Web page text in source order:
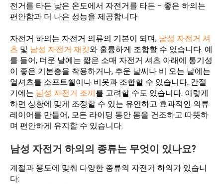
전거를 타든 낮은 온도에서 자전거를 타든 – 좋은 하의는
편안함과 더 나은 성능을 제공합니다.
자전거 하의는 자전거 의류의 기본이 되며, 남성 자전거 셔
츠 및 남성 자전거 재킷와 훌륭하게 조합할 수 있습니다. 예
를 들어, 더운 날에는 짧은 소매 자전거 셔츠 아래에 통기성
이 좋은 기본층을 착용하거나, 추운 날씨나 비 오는 날에는
열셔츠를 소프트쉘이나 비옷과 조합할 수 있습니다. 간절
기에는 남성 자전거 조끼를 고려할 수도 있습니다. 이렇게
하면 상황에 맞게 조정할 수 있는 유연하고 효과적인 의류
레이어를 만들어, 모든 라이딩 동안 몸을 건조하고 따뜻하
며 편안하게 유지할 수 있습니다.
남성 자전거 하의의 종류는 무엇이 있나요?
계절과 용도에 맞춰 다양한 종류의 자전거 하의가 있습니
다: